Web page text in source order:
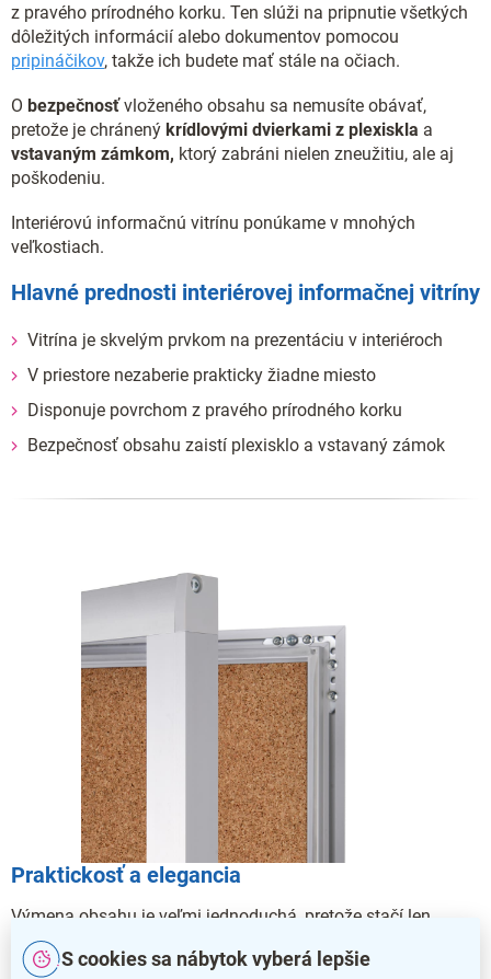
S cookies sa nábytok vyberá lepšie
z pravého prírodného korku. Ten slúži na pripnutie všetkých
dôležitých informácií alebo dokumentov pomocou
pripináčikov, takže ich budete mať stále na očiach.
O bezpečnosťvloženého obsahu sa nemusíte obávať,
pretože je chránený krídlovými dvierkami z plexiskla a
vstavaným zámkom, ktorý zabráni nielen zneužitiu, ale aj
poškodeniu.
Interiérovú informačnú vitrínu ponúkame v mnohých
veľkostiach.
Hlavné prednosti interiérovej informačnej vitríny
Vitrína je skvelým prvkom na prezentáciu v interiéroch
V priestore nezaberie prakticky žiadne miesto
Disponuje povrchom z pravého prírodného korku
Bezpečnosť obsahu zaistí plexisklo a vstavaný zámok
Praktickosť a elegancia
Výmena obsahu je veľmi jednoduchá, pretože stačí len
otvoriť dvierka a pohodlne vložiť.